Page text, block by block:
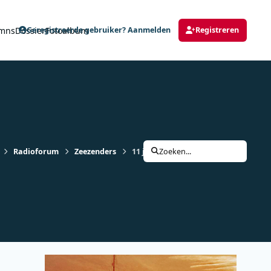
DossierFotoalbum
Geregistreerde gebruiker? Aanmelden Registreren
Radioforum Zeezenders 11 juli 1988, 35 jaar geleden vanaf
Zoeken...